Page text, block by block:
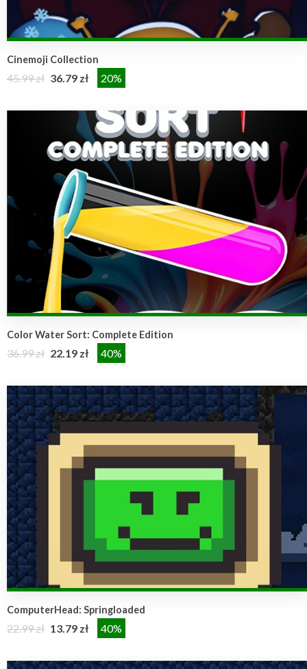
Cinemoji Collection
45.99 zł 36.79 zł 20%
Color Water Sort: Complete Edition
36.99 zł 22.19 zł 40%
ComputerHead: Springloaded
22.99 zł 13.79 zł 40%